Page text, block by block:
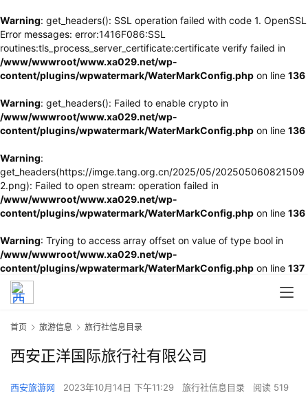
Warning: get_headers(): SSL operation failed with code 1. OpenSSL
Error messages: error:1416F086:SSL
routines:tls_process_server_certificate:certificate verify failed in
/www/wwwroot/www.xa029.net/wp-
content/plugins/wpwatermark/WaterMarkConfig.php on line 136
Warning: get_headers(): Failed to enable crypto in
/www/wwwroot/www.xa029.net/wp-
content/plugins/wpwatermark/WaterMarkConfig.php on line 136
Warning:
get_headers(https://imge.tang.org.cn/2025/05/202505060821509
2.png): Failed to open stream: operation failed in
/www/wwwroot/www.xa029.net/wp-
content/plugins/wpwatermark/WaterMarkConfig.php on line 136
Warning: Trying to access array offset on value of type bool in
/www/wwwroot/www.xa029.net/wp-
content/plugins/wpwatermark/WaterMarkConfig.php on line 137
首页 旅游信息 旅行社信息目录
西安正洋国际旅行社有限公司
西安旅游网 2023年10月14日 下午11:29 旅行社信息目录 阅读 519